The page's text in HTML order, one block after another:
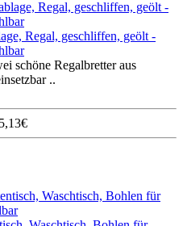
Regal, geschliffen, geölt -
schöne Regalbretter aus
..